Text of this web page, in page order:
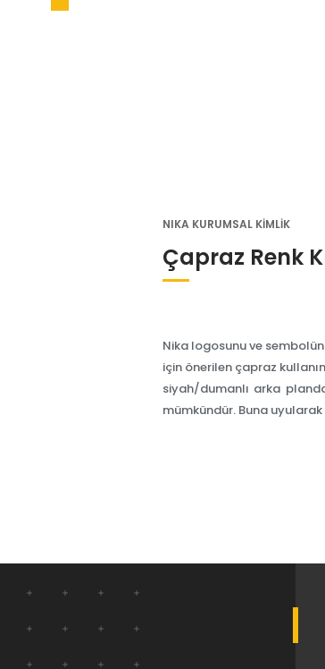
NIKA KURUMSAL KİMLİK
Çapraz Renk
Nika logosunu ve
için önerilen çapraz
siyah/dumanlı arka
mümkündür. Buna